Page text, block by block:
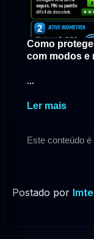
Como
com modos e
...
Ler mais
Este conteúdo
Postado por